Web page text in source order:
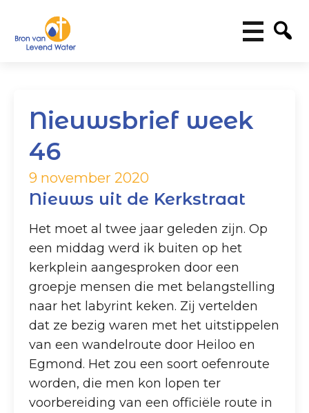
Nieuwsbrief week
46
9 november 2020
Nieuws uit de Kerkstraat
Het moet al twee jaar geleden zijn. Op
een middag werd ik buiten op het
kerkplein aangesproken door een
groepje mensen die met belangstelling
naar het labyrint keken. Zij vertelden
dat ze bezig waren met het uitstippelen
van een wandelroute door Heiloo en
Egmond. Het zou een soort oefenroute
worden, die men kon lopen ter
voorbereiding van een officiële route in